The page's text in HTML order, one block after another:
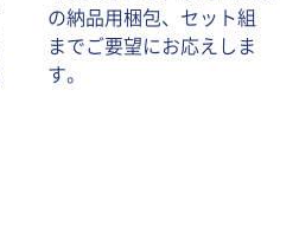
の納品用梱包、セット組
までご要望にお応えしま
す。